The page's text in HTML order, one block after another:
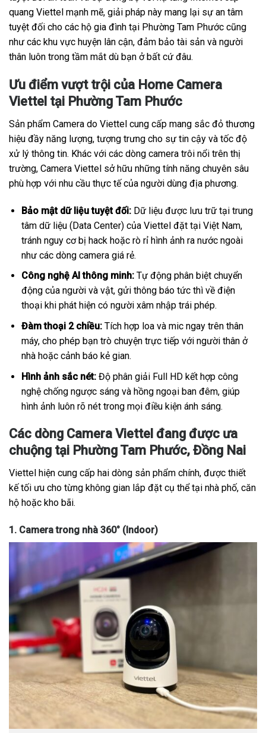
quang Viettel mạnh mẽ, giải pháp này mang lại sự an tâm
tuyệt đối cho các hộ gia đình tại Phường Tam Phước cũng
như các khu vực huyện lân cận, đảm bảo tài sản và người
thân luôn trong tầm mắt dù bạn ở bất cứ đâu.
Ưu điểm vượt trội của Home Camera
Viettel tại Phường Tam Phước
Sản phẩm Camera do Viettel cung cấp mang sắc đỏ thương
hiệu đầy năng lượng, tượng trưng cho sự tin cậy và tốc độ
xử lý thông tin. Khác với các dòng camera trôi nổi trên thị
trường, Camera Viettel sở hữu những tính năng chuyên sâu
phù hợp với nhu cầu thực tế của người dùng địa phương.
Bảo mật dữ liệu tuyệt đối:Dữ liệu được lưu trữ tại trung
tâm dữ liệu (Data Center) của Viettel đặt tại Việt Nam,
tránh nguy cơ bị hack hoặc rò rỉ hình ảnh ra nước ngoài
như các dòng camera giá rẻ.
Công nghệ AI thông minh:Tự động phân biệt chuyển
động của người và vật, gửi thông báo tức thì về điện
thoại khi phát hiện có người xâm nhập trái phép.
Đàm thoại 2 chiều:Tích hợp loa và mic ngay trên thân
máy, cho phép bạn trò chuyện trực tiếp với người thân ở
nhà hoặc cảnh báo kẻ gian.
Hình ảnh sắc nét:Độ phân giải Full HD kết hợp công
nghệ chống ngược sáng và hồng ngoại ban đêm, giúp
hình ảnh luôn rõ nét trong mọi điều kiện ánh sáng.
Các dòng Camera Viettel đang được ưa
chuộng tại Phường Tam Phước, Đồng Nai
Viettel hiện cung cấp hai dòng sản phẩm chính, được thiết
kế tối ưu cho từng không gian lắp đặt cụ thể tại nhà phố, căn
hộ hoặc kho bãi.
1. Camera trong nhà 360° (Indoor)